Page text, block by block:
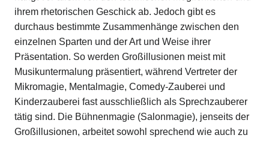
ihrem rhetorischen Geschick ab. Jedoch gibt es
durchaus bestimmte Zusammenhänge zwischen den
einzelnen Sparten und der Art und Weise ihrer
Präsentation. So werden Großillusionen meist mit
Musikuntermalung präsentiert, während Vertreter der
Mikromagie, Mentalmagie, Comedy-Zauberei und
Kinderzauberei fast ausschließlich als Sprechzauberer
tätig sind. Die Bühnenmagie (Salonmagie), jenseits der
Großillusionen, arbeitet sowohl sprechend wie auch zu